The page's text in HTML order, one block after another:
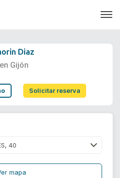
Diaz
en Gijón
Solicitar reserva
mapa